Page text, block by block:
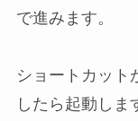
で進みます。
ショートカット
したら起動しま